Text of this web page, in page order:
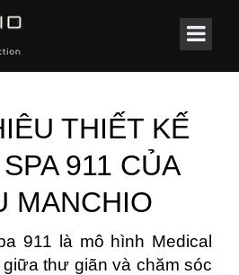
THIẾT KẾ
911 CỦA
MANCHIO
911 là mô hình Medical
thư giãn và chăm sóc